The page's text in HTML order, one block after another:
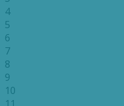
4
5
6
7
8
9
10